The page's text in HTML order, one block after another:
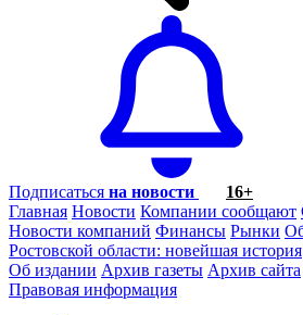
Подписаться на новости
16+
Главная Новости Компании сообщают
Новости компаний Финансы Рынки
Ростовской области: новейшая история
Об издании Архив газеты Архив сайта
Правовая информация